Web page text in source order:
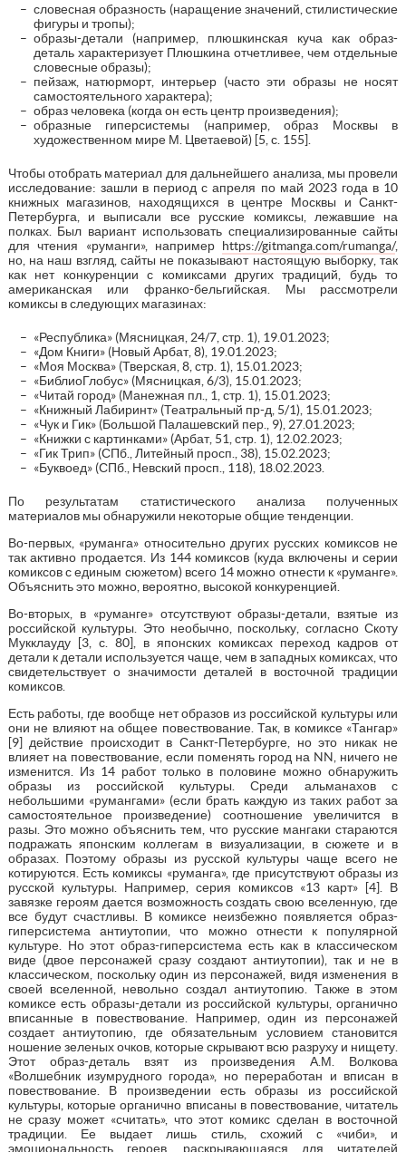
словесная образность (наращение значений, стилистические
фигуры и тропы);
образы-детали (например, плюшкинская куча как образ-
деталь характеризует Плюшкина отчетливее, чем отдельные
словесные образы);
пейзаж, натюрморт, интерьер (часто эти образы не носят
самостоятельного характера);
образ человека (когда он есть центр произведения);
образные гиперсистемы (например, образ Москвы в
художественном мире М. Цветаевой) [5, с. 155].
Чтобы отобрать материал для дальнейшего анализа, мы провели
исследование: зашли в период с апреля по май 2023 года в 10
книжных магазинов, находящихся в центре Москвы и Санкт-
Петербурга, и выписали все русские комиксы, лежавшие на
полках. Был вариант использовать специализированные сайты
для чтения «руманги», например https://gitmanga.com/rumanga/,
но, на наш взгляд, сайты не показывают настоящую выборку, так
как нет конкуренции с комиксами других традиций, будь то
американская или франко-бельгийская. Мы рассмотрели
комиксы в следующих магазинах:
«Республика» (Мясницкая, 24/7, стр. 1), 19.01.2023;
«Дом Книги» (Новый Арбат, 8), 19.01.2023;
«Моя Москва» (Тверская, 8, стр. 1), 15.01.2023;
«БиблиоГлобус» (Мясницкая, 6/3), 15.01.2023;
«Читай город» (Манежная пл., 1, стр. 1), 15.01.2023;
«Книжный Лабиринт» (Театральный пр-д, 5/1), 15.01.2023;
«Чук и Гик» (Большой Палашевский пер., 9), 27.01.2023;
«Книжки с картинками» (Арбат, 51, стр. 1), 12.02.2023;
«Гик Трип» (СПб., Литейный просп., 38), 15.02.2023;
«Буквоед» (СПб., Невский просп., 118), 18.02.2023.
По результатам статистического анализа полученных
материалов мы обнаружили некоторые общие тенденции.
Во-первых, «руманга» относительно других русских комиксов не
так активно продается. Из 144 комиксов (куда включены и серии
комиксов с единым сюжетом) всего 14 можно отнести к «руманге».
Объяснить это можно, вероятно, высокой конкуренцией.
Во-вторых, в «руманге» отсутствуют образы-детали, взятые из
российской культуры. Это необычно, поскольку, согласно Скоту
Мукклауду [3, с. 80], в японских комиксах переход кадров от
детали к детали используется чаще, чем в западных комиксах, что
свидетельствует о значимости деталей в восточной традиции
комиксов.
Есть работы, где вообще нет образов из российской культуры или
они не влияют на общее повествование. Так, в комиксе «Тангар»
[9] действие происходит в Санкт-Петербурге, но это никак не
влияет на повествование, если поменять город на NN, ничего не
изменится. Из 14 работ только в половине можно обнаружить
образы из российской культуры. Среди альманахов с
небольшими «румангами» (если брать каждую из таких работ за
самостоятельное произведение) соотношение увеличится в
разы. Это можно объяснить тем, что русские мангаки стараются
подражать японским коллегам в визуализации, в сюжете и в
образах. Поэтому образы из русской культуры чаще всего не
котируются. Есть комиксы «руманга», где присутствуют образы из
русской культуры. Например, серия комиксов «13 карт» [4]. В
завязке героям дается возможность создать свою вселенную, где
все будут счастливы. В комиксе неизбежно появляется образ-
гиперсистема антиутопии, что можно отнести к популярной
культуре. Но этот образ-гиперсистема есть как в классическом
виде (двое персонажей сразу создают антиутопии), так и не в
классическом, поскольку один из персонажей, видя изменения в
своей вселенной, невольно создал антиутопию. Также в этом
комиксе есть образы-детали из российской культуры, органично
вписанные в повествование. Например, один из персонажей
создает антиутопию, где обязательным условием становится
ношение зеленых очков, которые скрывают всю разруху и нищету.
Этот образ-деталь взят из произведения А.М. Волкова
«Волшебник изумрудного города», но переработан и вписан в
повествование. В произведении есть образы из российской
культуры, которые органично вписаны в повествование, читатель
не сразу может «считать», что этот комикс сделан в восточной
традиции. Ее выдает лишь стиль, схожий с «чиби», и
эмоциональность героев, раскрывающаяся для читателей